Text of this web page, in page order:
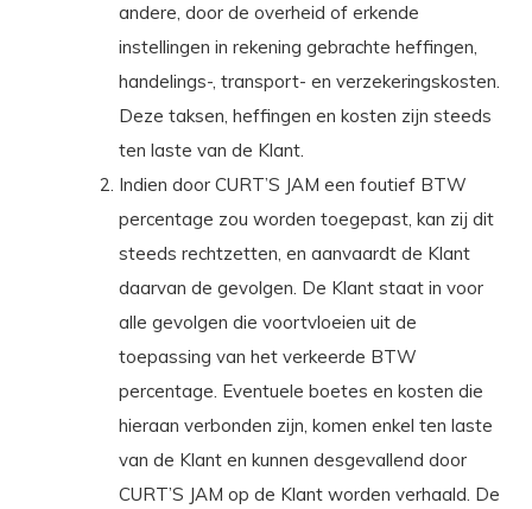
andere, door de overheid of erkende
instellingen in rekening gebrachte heffingen,
handelings-, transport- en verzekeringskosten.
Deze taksen, heffingen en kosten zijn steeds
ten laste van de Klant.
Indien door CURT’S JAM een foutief BTW
percentage zou worden toegepast, kan zij dit
steeds rechtzetten, en aanvaardt de Klant
daarvan de gevolgen. De Klant staat in voor
alle gevolgen die voortvloeien uit de
toepassing van het verkeerde BTW
percentage. Eventuele boetes en kosten die
hieraan verbonden zijn, komen enkel ten laste
van de Klant en kunnen desgevallend door
CURT’S JAM op de Klant worden verhaald. De